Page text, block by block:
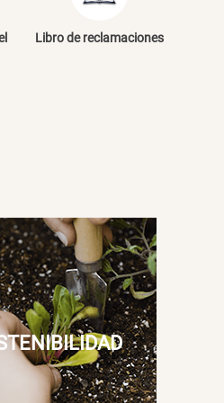
Libro de reclamaciones